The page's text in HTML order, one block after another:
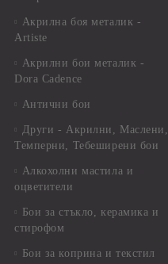
Акрилна боя металик -
Artiste
Акрилни бои металик -
Dora Cadence
Антични бои
Други - Акрилни, Маслени,
Темперни, Тебеширени бои
Алкохолни мастила и
оцветители
Бои за стъкло, керамика и
стирофом
Бои за коприна и текстил